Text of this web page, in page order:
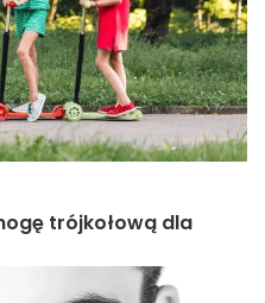
trójkołową dla